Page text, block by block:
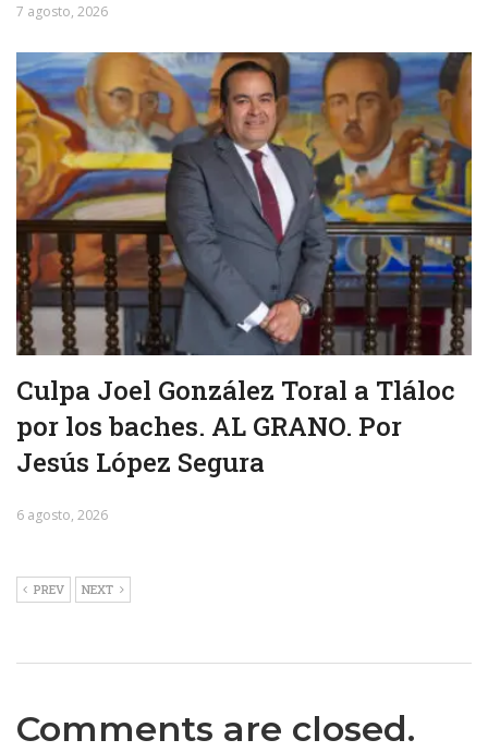
7 agosto, 2026
Culpa Joel González Toral a Tláloc
por los baches. AL GRANO. Por
Jesús López Segura
6 agosto, 2026
PREV NEXT
Comments are closed.